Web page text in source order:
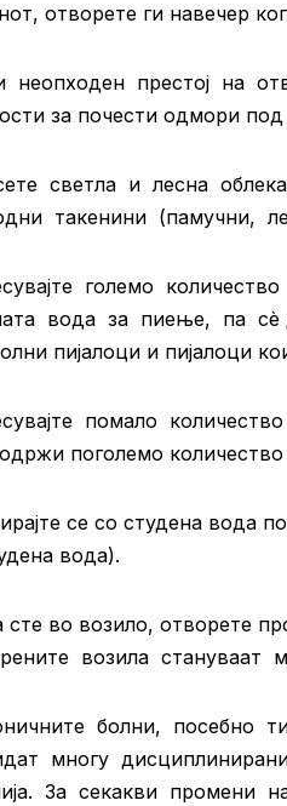
отворете ги навечер
престој на
за почести одмори под
светла и лесна
такенини (памучни,
големо
вода за пиење, па сѐ
пијалоци и пијалоци
помало
поголемо
се со студена вода
вода).
сте во возило, отворете
возила стануваат
болни, посебно
многу
За секакви промени